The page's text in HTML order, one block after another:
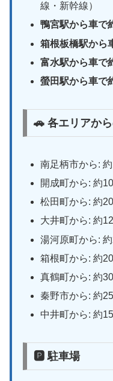
線・新幹線）
鴨宮駅から車で
箱根板橋駅から
富水駅から車で
螢田駅から車で
🚗 各エリアか
南足柄市から:
開成町から: 約
松田町から: 約
大井町から: 約
湯河原町から:
箱根町から: 約
真鶴町から: 約
秦野市から: 約
中井町から: 約
🅿 駐車場